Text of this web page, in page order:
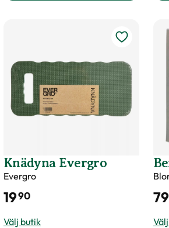
Knädyna Evergro
Evergro
1990
Välj butik
79